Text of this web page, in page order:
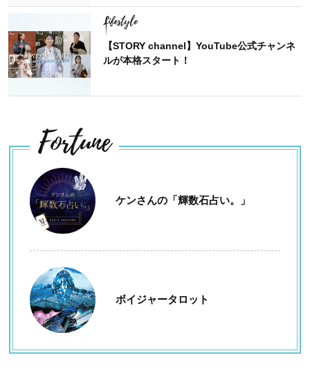
Lifestyle
【STORY channel】YouTube公式チャンネ
ルが本格スタート！
Fortune
ケンさんの「輝数石占い。」
ボイジャータロット